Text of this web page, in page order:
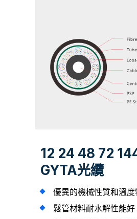
12 24 48 72
GYTA光纜
優異的機械性質和溫度
鬆管材料耐水解性能好